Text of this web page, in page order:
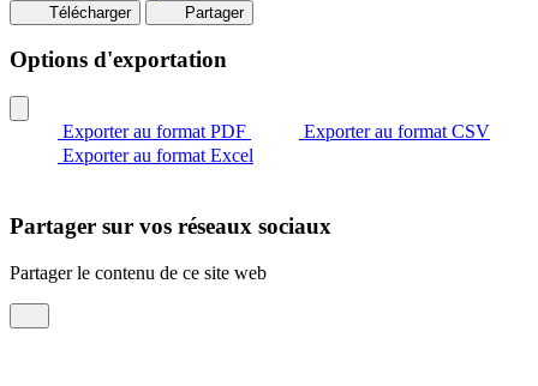
Télécharger Partager
Options d'exportation
Exporter au format PDF
Exporter au format CSV
Exporter au format Excel
Partager sur vos réseaux sociaux
Partager le contenu de ce site web